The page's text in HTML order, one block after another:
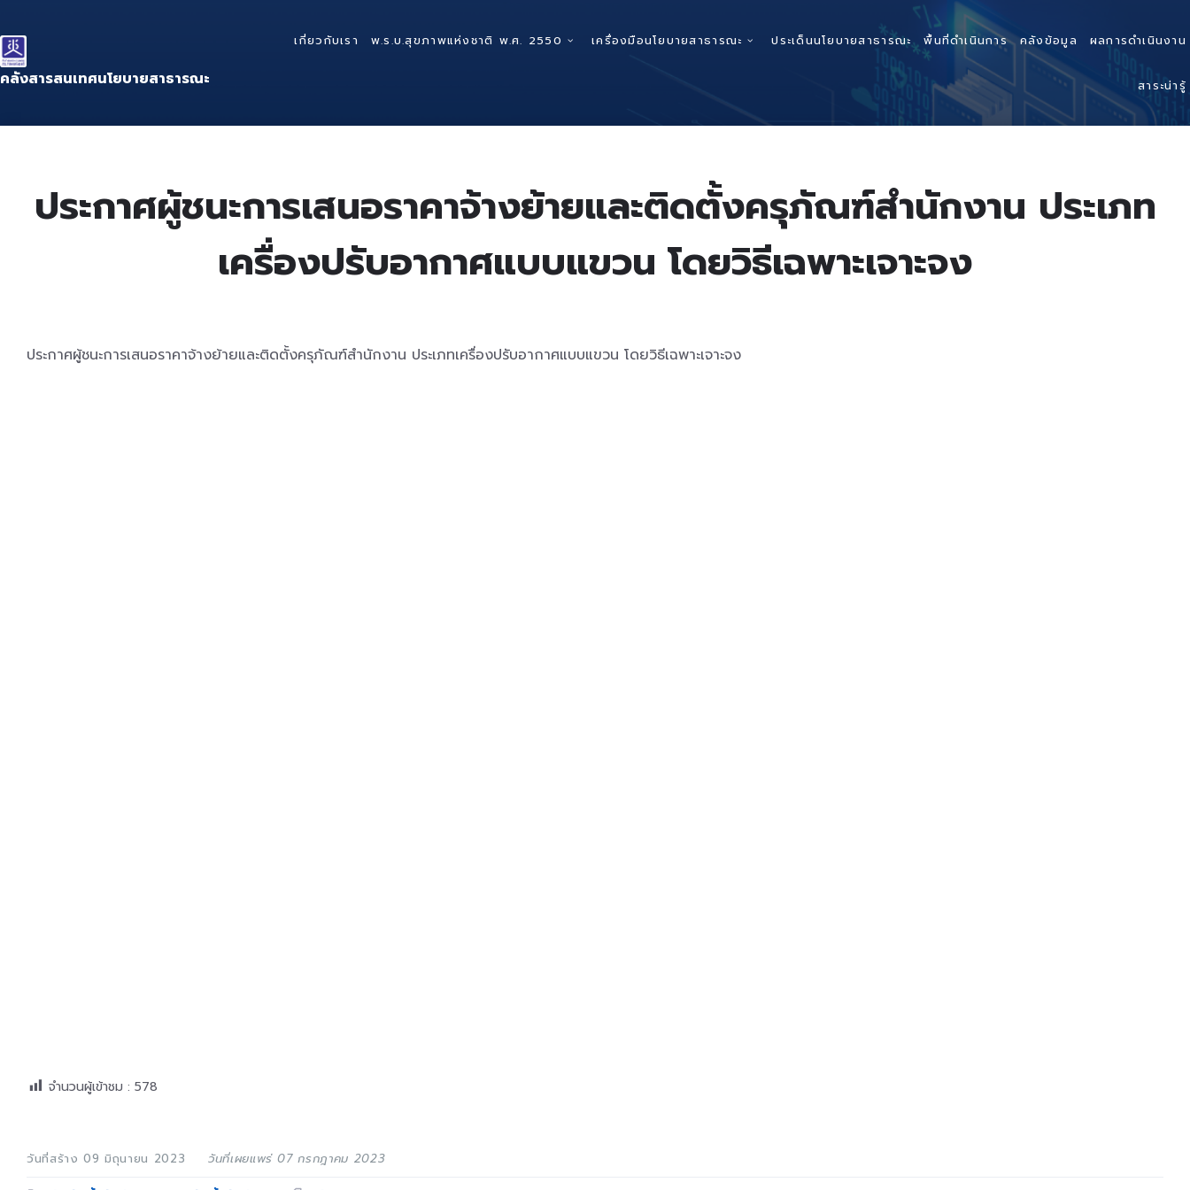
to
content
to
main
navigation
to
footer
คลังสารสนเทศนโยบายสาธารณะ
เกี่ยวกับเรา พ.ร.บ.สุขภาพแห่งชาติ พ.ศ. 2550 เครื่องมือนโยบายสาธารณะ ประเด็นนโยบายสาธารณะ พื้นที่ดำเนินการ คลังข้อมูล ผลการดำเนินงาน
สาระน่ารู้
ประกาศผู้ชนะการเสนอราคาจ้างย้ายและติดตั้งครุภัณฑ์สำนักงาน ประเภท
เครื่องปรับอากาศแบบแขวน โดยวิธีเฉพาะเจาะจง
ประกาศผู้ชนะการเสนอราคาจ้างย้ายและติดตั้งครุภัณฑ์สำนักงาน ประเภทเครื่องปรับอากาศแบบแขวน โดยวิธีเฉพาะเจาะจง
จำนวนผู้เข้าชม : 578
วันที่สร้าง 09 มิถุนายน 2023 วันที่เผยแพร่ 07 กรกฎาคม 2023